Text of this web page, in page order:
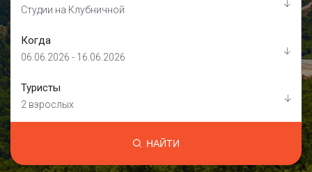
Студии на Клубничной
Когда
06.06.2026 - 16.06.2026
Туристы
2 взрослых
НАЙТИ